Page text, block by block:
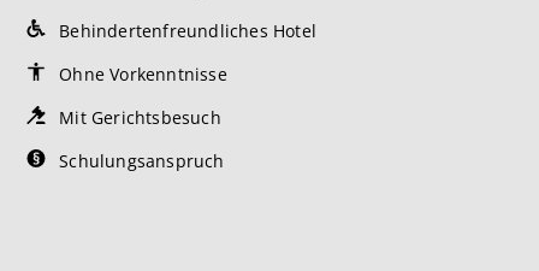
Behindertenfreundliches Hotel
Ohne Vorkenntnisse
Mit Gerichtsbesuch
Schulungsanspruch